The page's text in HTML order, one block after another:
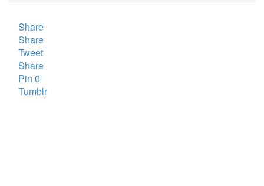
Share
Share
Tweet
Share
Pin 0
Tumblr